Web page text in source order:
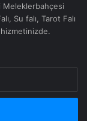
Meleklerbahçesi
Su falı, Tarot Falı
hizmetinizde.